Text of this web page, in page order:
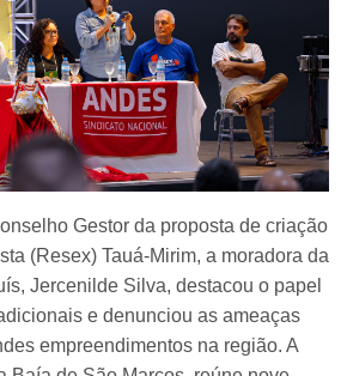
Gestor da proposta de criação
(Resex) Tauá-Mirim, a moradora da
Jercenilde Silva, destacou o papel
e denunciou as ameaças
empreendimentos na região. A